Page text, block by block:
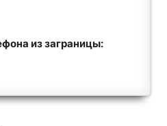
из заграницы: